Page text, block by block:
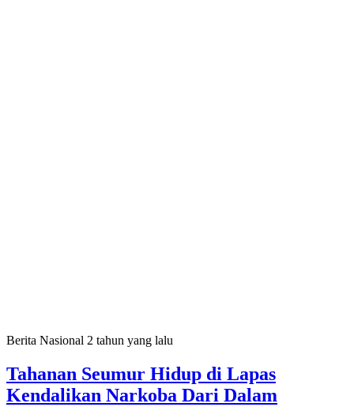
Berita Nasional 2 tahun yang lalu
Tahanan Seumur Hidup di Lapas
Kendalikan Narkoba Dari Dalam